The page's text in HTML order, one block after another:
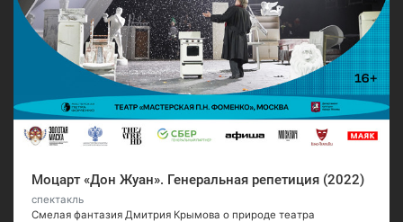
Моцарт «Дон Жуан». Генеральная репетиция (2022)
спектакль
Смелая фантазия Дмитрия Крымова о природе театра